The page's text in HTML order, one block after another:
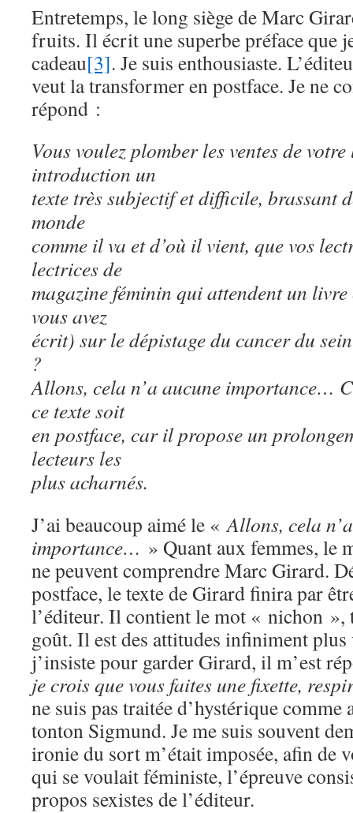
Entretemps, le long siège de Marc
fruits. Il écrit une superbe préface que
cadeau[3]. Je suis enthousiaste.
veut la transformer en postface. Je ne
répond :
Vous voulez plomber les ventes de
introduction un
texte très subjectif et difficile, brassant
monde
comme il va et d’où il vient, que vos
lectrices de
magazine féminin qui attendent un
vous avez
écrit) sur le dépistage du cancer du
?
Allons, cela n’a aucune importance…
ce texte soit
en postface, car il propose un
lecteurs les
plus acharnés.
J’ai beaucoup aimé le «Allons, cela
importance… » Quant aux femmes, le
ne peuvent comprendre Marc Girard.
postface, le texte de Girard finira par
l’éditeur. Il contient le mot « nichon »,
goût. Il est des attitudes infiniment
j’insiste pour garder Girard, il m’est
je crois que vous faites une fixette,
ne suis pas traitée d’hystérique
tonton Sigmund. Je me suis souvent
ironie du sort m’était imposée, afin de
qui se voulait féministe, l’épreuve
propos sexistes de l’éditeur.